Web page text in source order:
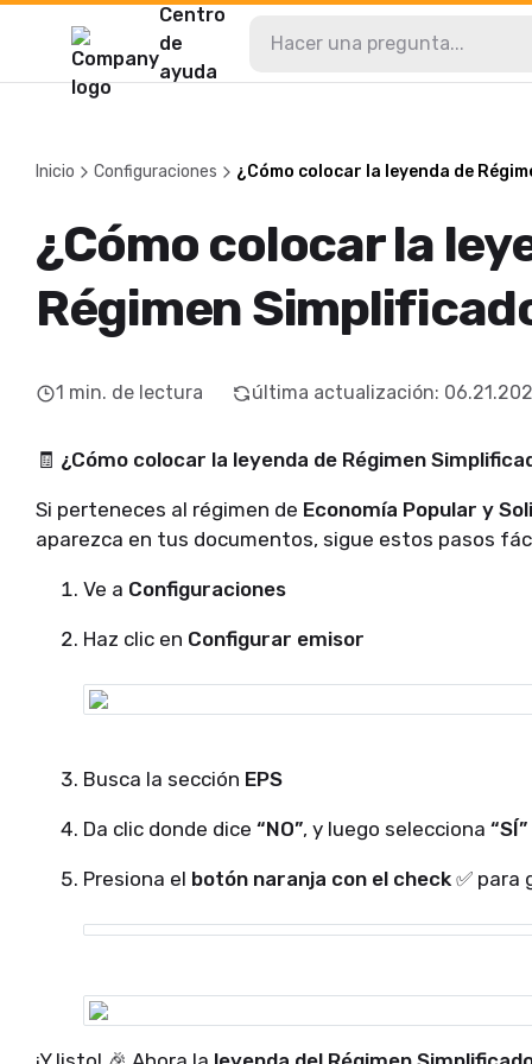
Centro
de
ayuda
Inicio Configuraciones ¿Cómo colocar la leyenda de
¿Cómo colocar la
Régimen
1 min. de lectura última actualización:
🧾 ¿Cómo colocar la leyenda de Régimen
Si perteneces al régimen de Economía Popular y
aparezca en tus documentos, sigue estos pasos
Ve a Configuraciones
Haz clic en Configurar emisor
Busca la sección EPS
Da clic donde dice “NO”, y luego selecciona “SÍ”
Presiona el botón naranja con el check ✅ para